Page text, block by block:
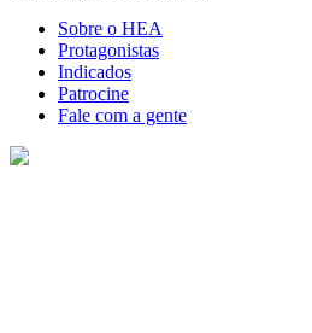
Sobre o HEA
Protagonistas
Indicados
Patrocine
Fale com a gente